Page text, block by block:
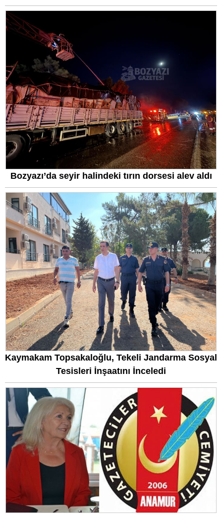
Bozyazı’da seyir halindeki tırın dorsesi alev aldı
Kaymakam Topsakaloğlu, Tekeli Jandarma Sosyal
Tesisleri İnşaatını İnceledi